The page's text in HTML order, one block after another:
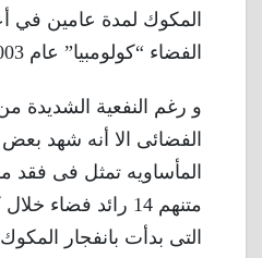
المكوك لمدة عامين في
الفضاء “كولومبيا” عام 2003.
و رغم النفعية الشديدة
الفضائى الا أنه شهد
المأساويه تمثل فى
متنهم 14 رائد فضاء